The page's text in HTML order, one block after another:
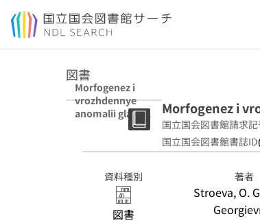
本文へ移動
図書
Morfogenez i
vrozhdennye
anomalii glaza
mlekopitaiushc
Morfogenez i
国立国会図書館請求
国立国会図書館書誌ID
資料種別
図書
著者
Stroeva, O.